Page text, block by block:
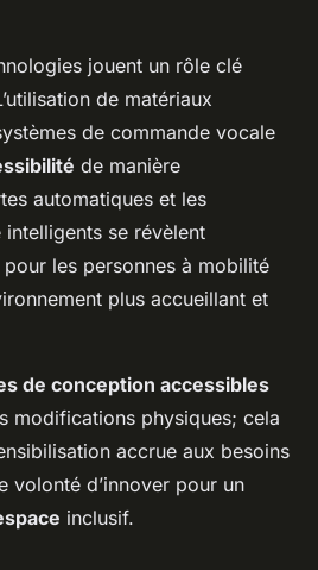
jouent un rôle clé
de matériaux
de commande vocale
de manière
automatiques et les
intelligents se révèlent
les personnes à mobilité
plus accueillant et
de conception accessibles
modifications physiques; cela
accrue aux besoins
volonté d’innover pour un
inclusif.